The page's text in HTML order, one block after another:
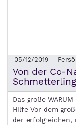
05/12/2019
Von der Co-
Schmetterling
Das große
Hilfe Vor dem
der erfolgreichen,